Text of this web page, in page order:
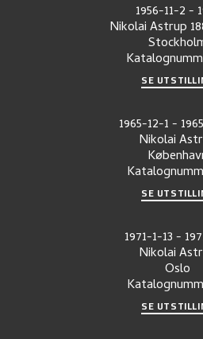
1956-11-2-
Nikolai Astrup
SE
1965-12-1-
Nikolai
SE
1971-1-13-
Nikolai
Oslo
SE